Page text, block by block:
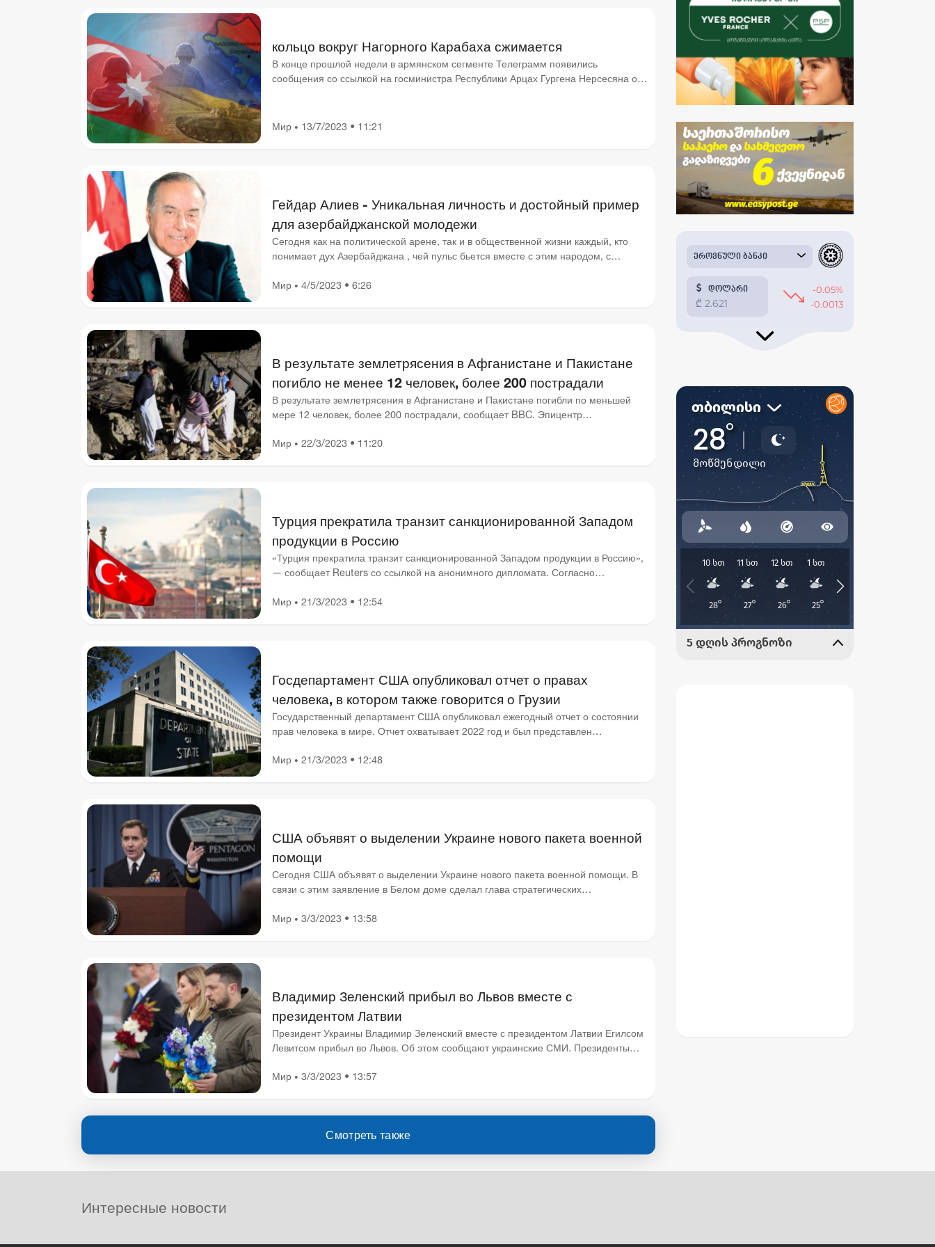
кольцо вокруг Нагорного Карабаха сжимается
В конце прошлой недели в армянском сегменте Телеграмм появились
сообщения со ссылкой на госминистра Республики Арцах Гургена Нерсесяна об
Мир • 13/7/2023 • 11:21
Гейдар Алиев - Уникальная личность и достойный пример
для азербайджанской молодежи
Сегодня как на политической арене, так и в общественной жизни каждый, кто
понимает дух Азербайджана , чей пульс бьется вместе с этим народом, с
Мир • 4/5/2023 • 6:26
В результате землетрясения в Афганистане и Пакистане
погибло не менее 12 человек, более 200 пострадали
В результате землетрясения в Афганистане и Пакистане погибли по меньшей
мере 12 человек, более 200 пострадали, сообщает BBC. Эпицентр
Мир • 22/3/2023 • 11:20
Турция прекратила транзит санкционированной Западом
продукции в Россию
«Турция прекратила транзит санкционированной Западом продукции в Россию»,
— сообщает Reuters со ссылкой на анонимного дипломата. Согласно
Мир • 21/3/2023 • 12:54
Госдепартамент США опубликовал отчет о правах
человека, в котором также говорится о Грузии
Государственный департамент США опубликовал ежегодный отчет о состоянии
прав человека в мире. Отчет охватывает 2022 год и был представлен
Мир • 21/3/2023 • 12:48
США объявят о выделении Украине нового пакета военной
помощи
Сегодня США объявят о выделении Украине нового пакета военной помощи. В
связи с этим заявление в Белом доме сделал глава стратегических
Мир • 3/3/2023 • 13:58
Владимир Зеленский прибыл во Львов вместе с
президентом Латвии
Президент Украины Владимир Зеленский вместе с президентом Латвии Егилсом
Левитсом прибыл во Львов. Об этом сообщают украинские СМИ. Президенты
Мир • 3/3/2023 • 13:57
Смотреть также
Интересные новости